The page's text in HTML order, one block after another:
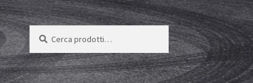
Cerca:
Cerca